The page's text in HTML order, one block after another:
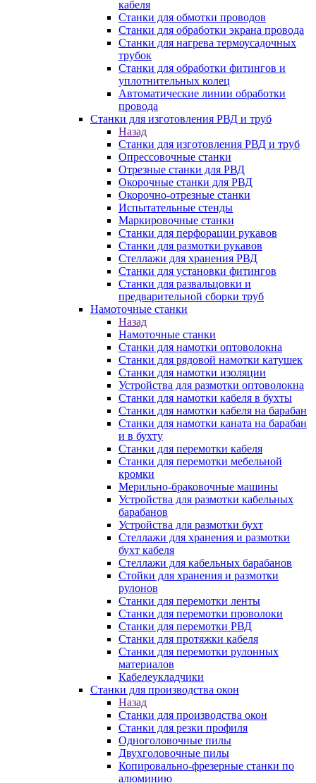
кабеля
Станки для обмотки проводов
Станки для обработки экрана провода
Станки для нагрева термоусадочных
трубок
Станки для обработки фитингов и
уплотнительных колец
Автоматические линии обработки
провода
Станки для изготовления РВД и труб
Назад
Станки для изготовления РВД и труб
Опрессовочные станки
Отрезные станки для РВД
Окорочные станки для РВД
Окорочно-отрезные станки
Испытательные стенды
Маркировочные станки
Станки для перфорации рукавов
Станки для размотки рукавов
Стеллажи для хранения РВД
Станки для установки фитингов
Станки для развальцовки и
предварительной сборки труб
Намоточные станки
Назад
Намоточные станки
Станки для намотки оптоволокна
Станки для рядовой намотки катушек
Станки для намотки изоляции
Устройства для размотки оптоволокна
Станки для намотки кабеля в бухты
Станки для намотки кабеля на барабан
Станки для намотки каната на барабан
и в бухту
Станки для перемотки кабеля
Станки для перемотки мебельной
кромки
Мерильно-браковочные машины
Устройства для размотки кабельных
барабанов
Устройства для размотки бухт
Стеллажи для хранения и размотки
бухт кабеля
Стеллажи для кабельных барабанов
Стойки для хранения и размотки
рулонов
Станки для перемотки ленты
Станки для перемотки проволоки
Станки для перемотки РВД
Станки для протяжки кабеля
Станки для перемотки рулонных
материалов
Кабелеукладчики
Станки для производства окон
Назад
Станки для производства окон
Станки для резки профиля
Одноголовочные пилы
Двухголовочные пилы
Копировально-фрезерные станки по
алюминию